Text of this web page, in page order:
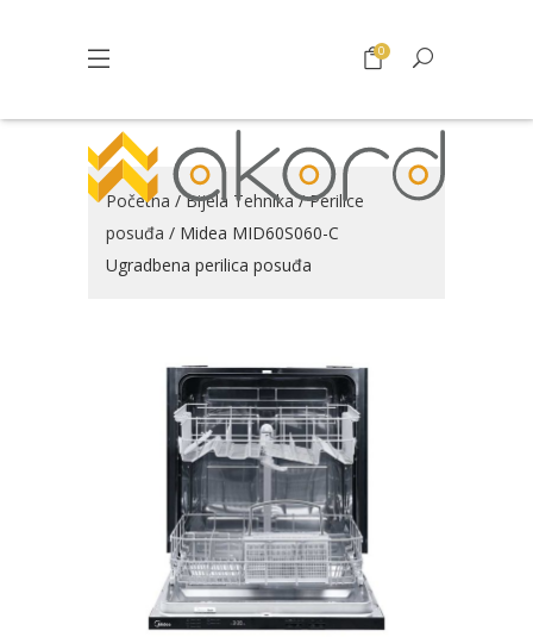
0
Početna /Bijela Tehnika/Perilice
posuđa / Midea MID60S060-C
Ugradbena perilica posuđa